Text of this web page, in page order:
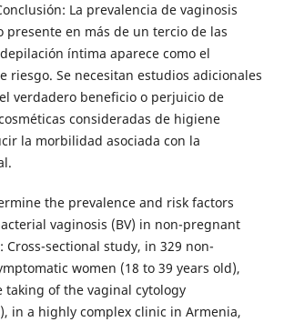
La prevalencia de vaginosis
presente en más de un tercio de las
íntima aparece como el
riesgo. Se necesitan estudios adicionales
verdadero beneficio o perjuicio de
consideradas de higiene
la morbilidad asociada con la
the prevalence and risk factors
vaginosis (BV) in non-pregnant
Cross-sectional study, in 329 non-
women (18 to 39 years old),
taking of the vaginal cytology
in a highly complex clinic in Armenia,